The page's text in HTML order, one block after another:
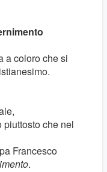
a coloro che si
che nel
Francesco
.